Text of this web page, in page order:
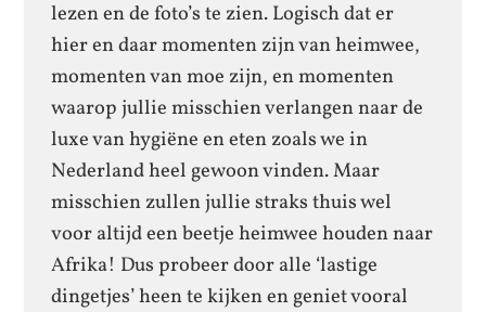
lezen en de foto’s te zien. Logisch dat er
hier en daar momenten zijn van heimwee,
momenten van moe zijn, en momenten
waarop jullie misschien verlangen naar de
luxe van hygiëne en eten zoals we in
Nederland heel gewoon vinden. Maar
misschien zullen jullie straks thuis wel
voor altijd een beetje heimwee houden naar
Afrika! Dus probeer door alle ‘lastige
dingetjes’ heen te kijken en geniet vooral